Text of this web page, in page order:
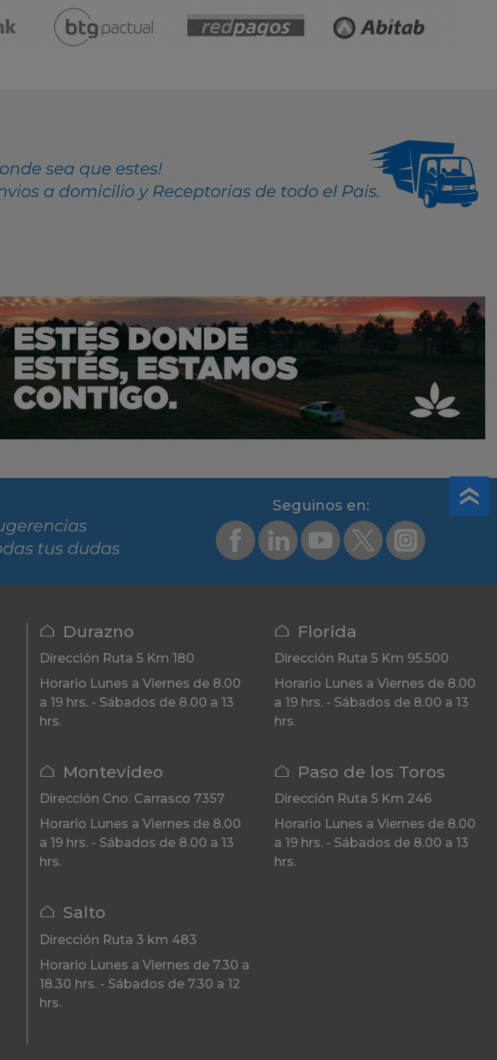
Segui­nos en:
Durazno
Dirección Ruta 5 Km 180
Horario Lunes a Viernes de 8.00
a 19 hrs. - Sábados de 8.00 a 13
hrs.
Florida
Dirección Ruta 5 Km 95.500
Horario Lunes a Viernes de 8.00
a 19 hrs. - Sábados de 8.00 a 13
hrs.
Montevideo
Dirección Cno. Carrasco 7357
Horario Lunes a Viernes de 8.00
a 19 hrs. - Sábados de 8.00 a 13
hrs.
Paso de los Toros
Dirección Ruta 5 Km 246
Horario Lunes a Viernes de 8.00
a 19 hrs. - Sábados de 8.00 a 13
hrs.
Salto
Dirección Ruta 3 km 483
Horario Lunes a Viernes de 7.30 a
18.30 hrs. - Sábados de 7.30 a 12
hrs.